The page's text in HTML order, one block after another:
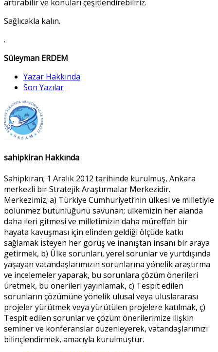
artırabilir ve konuları çeşitlendirebiliriz.
Sağlıcakla kalın.
.
Süleyman ERDEM
Yazar Hakkında
Son Yazılar
sahipkiran Hakkında
Sahipkıran; 1 Aralık 2012 tarihinde kurulmuş, Ankara
merkezli bir Stratejik Araştırmalar Merkezidir.
Merkezimiz; a) Türkiye Cumhuriyeti’nin ülkesi ve milletiyle
bölünmez bütünlüğünü savunan; ülkemizin her alanda
daha ileri gitmesi ve milletimizin daha müreffeh bir
hayata kavuşması için elinden geldiği ölçüde katkı
sağlamak isteyen her görüş ve inanıştan insanı bir araya
getirmek, b) Ülke sorunları, yerel sorunlar ve yurtdışında
yaşayan vatandaşlarımızın sorunlarına yönelik araştırma
ve incelemeler yaparak, bu sorunlara çözüm önerileri
üretmek, bu önerileri yayınlamak, c) Tespit edilen
sorunların çözümüne yönelik ulusal veya uluslararası
projeler yürütmek veya yürütülen projelere katılmak, ç)
Tespit edilen sorunlar ve çözüm önerilerimize ilişkin
seminer ve konferanslar düzenleyerek, vatandaşlarımızı
bilinçlendirmek, amacıyla kurulmuştur.